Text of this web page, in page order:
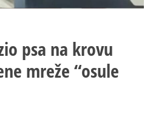
psa na krovu
mreže “osule